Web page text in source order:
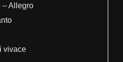
– Allegro
vivace